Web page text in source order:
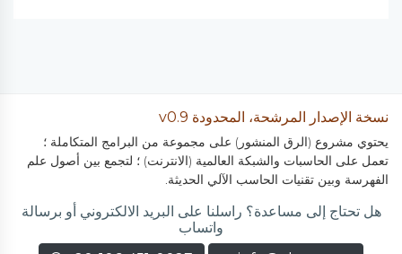
نسخة الإصدار المرشحة، المحدودة v0.9
يحتوي مشروع (الرق المنشور) على مجموعة من البرامج المتكاملة ؛
تعمل على الحاسبات والشبكة العالمية (الانترنت) ؛ لتجمع بين أصول علم
الفهرسة وبين تقنيات الحاسب الآلي الحديثة.
هل تحتاج إلى مساعدة؟ راسلنا على البريد الالكتروني أو برسالة
واتساب